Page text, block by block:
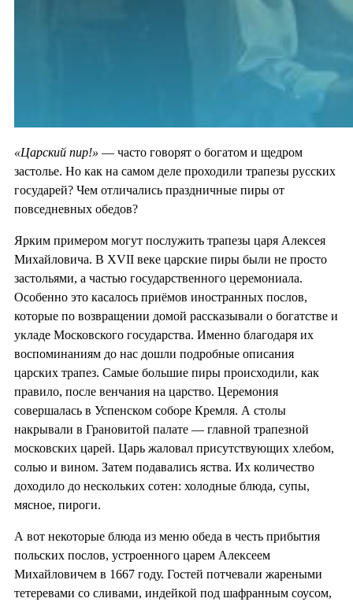
«Царский пир!» — часто говорят о богатом и щедром
застолье. Но как на самом деле проходили трапезы русских
государей? Чем отличались праздничные пиры от
повседневных обедов?
Ярким примером могут послужить трапезы царя Алексея
Михайловича. В XVII веке царские пиры были не просто
застольями, а частью государственного церемониала.
Особенно это касалось приёмов иностранных послов,
которые по возвращении домой рассказывали о богатстве и
укладе Московского государства. Именно благодаря их
воспоминаниям до нас дошли подробные описания
царских трапез. Самые большие пиры происходили, как
правило, после венчания на царство. Церемония
совершалась в Успенском соборе Кремля. А столы
накрывали в Грановитой палате — главной трапезной
московских царей. Царь жаловал присутствующих хлебом,
солью и вином. Затем подавались яства. Их количество
доходило до нескольких сотен: холодные блюда, супы,
мясное, пироги.
А вот некоторые блюда из меню обеда в честь прибытия
польских послов, устроенного царем Алексеем
Михайловичем в 1667 году. Гостей потчевали жареными
тетеревами со сливами, индейкой под шафранным соусом,